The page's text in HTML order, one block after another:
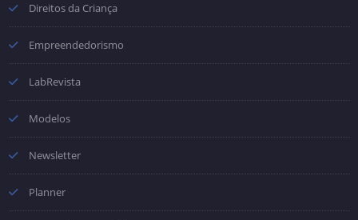
Direitos da Criança
Empreendedorismo
LabRevista
Modelos
Newsletter
Planner